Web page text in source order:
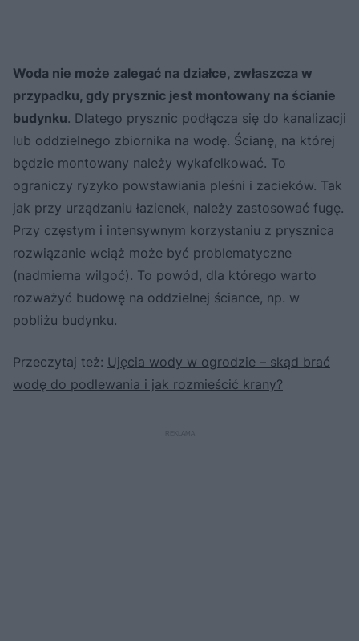
Woda nie może zalegać na działce, zwłaszcza w
przypadku, gdy prysznic jest montowany na ścianie
budynku. Dlatego prysznic podłącza się do kanalizacji
lub oddzielnego zbiornika na wodę. Ścianę, na której
będzie montowany należy wykafelkować. To
ograniczy ryzyko powstawiania pleśni i zacieków. Tak
jak przy urządzaniu łazienek, należy zastosować fugę.
Przy częstym i intensywnym korzystaniu z prysznica
rozwiązanie wciąż może być problematyczne
(nadmierna wilgoć). To powód, dla którego warto
rozważyć budowę na oddzielnej ściance, np. w
pobliżu budynku.
Przeczytaj też: Ujęcia wody w ogrodzie – skąd brać
wodę do podlewania i jak rozmieścić krany?